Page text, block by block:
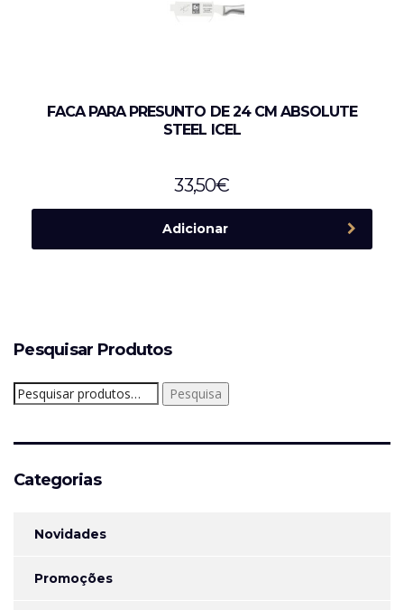
FACA PARA PRESUNTO DE 24 CM ABSOLUTE
STEEL ICEL
33,50€
Adicionar
Pesquisar Produtos
Pesquisar
por:
Pesquisa
Categorias
Novidades
Promoções